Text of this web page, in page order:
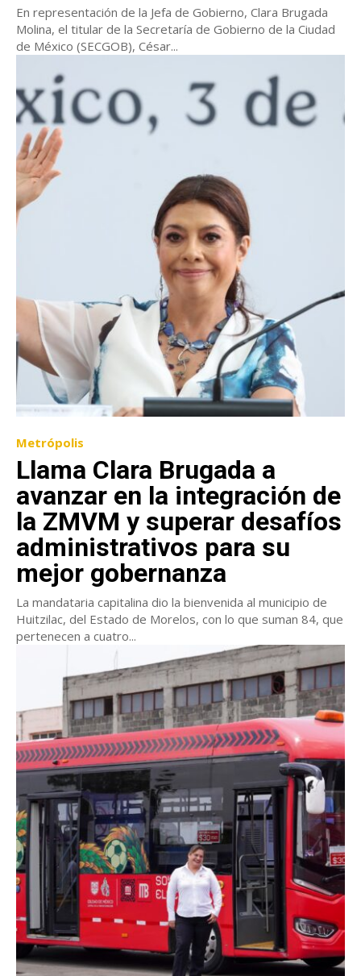
En representación de la Jefa de Gobierno, Clara Brugada
Molina, el titular de la Secretaría de Gobierno de la Ciudad
de México (SECGOB), César...
Metrópolis
Llama Clara Brugada a
avanzar en la integración de
la ZMVM y superar desafíos
administrativos para su
mejor gobernanza
La mandataria capitalina dio la bienvenida al municipio de
Huitzilac, del Estado de Morelos, con lo que suman 84, que
pertenecen a cuatro...